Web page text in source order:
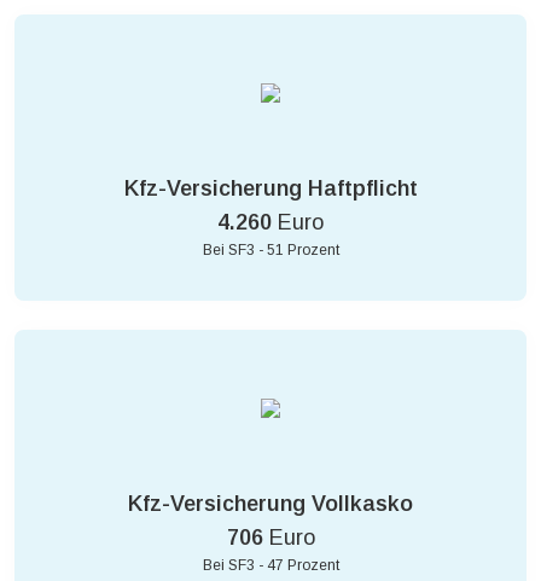
Kfz-Versicherung Haftpflicht
4.260 Euro
Bei SF3 - 51 Prozent
Kfz-Versicherung Vollkasko
706Euro
Bei SF3 - 47 Prozent